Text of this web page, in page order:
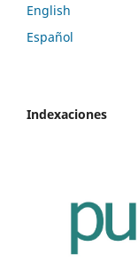
English
Español
Indexaciones